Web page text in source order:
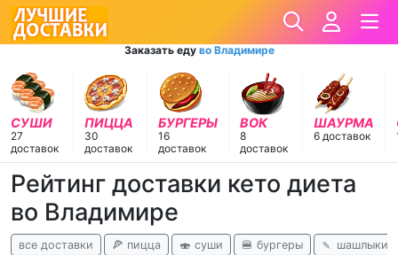
Заказать еду во Владимире
СУШИ
27
доставок
ПИЦЦА
30
доставок
БУРГЕРЫ
16
доставок
ВОК
8
доставок
ШАУРМА
6 доставок
Рейтинг доставки кето диета
во Владимире
все доставки 🍕 пицца 🍣 суши 🍔 бургеры
🍡 шашлыки